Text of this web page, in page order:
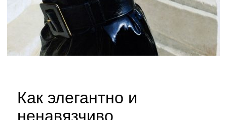
Как элегантно и
ненавязчиво